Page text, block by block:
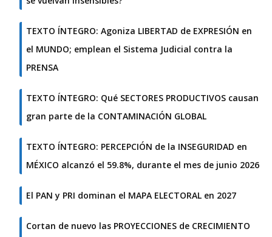
TEXTO ÍNTEGRO: Agoniza LIBERTAD de EXPRESIÓN en
el MUNDO; emplean el Sistema Judicial contra la
PRENSA
TEXTO ÍNTEGRO: Qué SECTORES PRODUCTIVOS causan
gran parte de la CONTAMINACIÓN GLOBAL
TEXTO ÍNTEGRO: PERCEPCIÓN de la INSEGURIDAD en
MÉXICO alcanzó el 59.8%, durante el mes de junio 2026
El PAN y PRI dominan el MAPA ELECTORAL en 2027
Cortan de nuevo las PROYECCIONES de CRECIMIENTO